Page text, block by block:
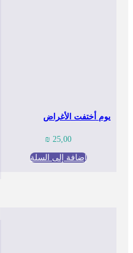
يوم أختفت الأغراض
25,00
₪
إضافة إلى السلة